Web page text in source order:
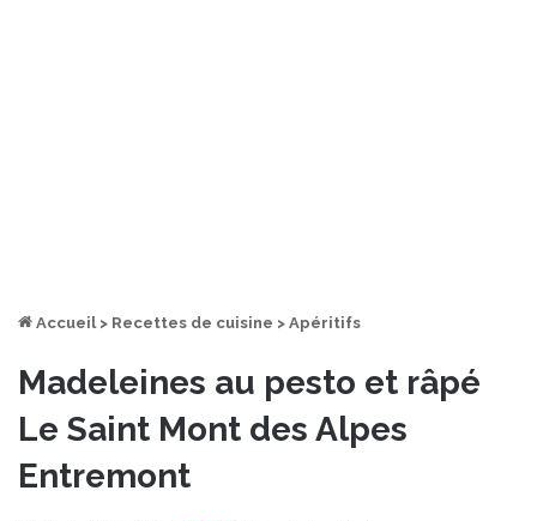
Accueil > Recettes de cuisine > Apéritifs
Madeleines au pesto et râpé
Le Saint Mont des Alpes
Entremont